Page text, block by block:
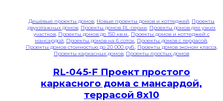
Дешёвые проекты домов, Новые проекты домов и коттеджей, Проекты
двухэтажных домов, Проекты домов RL-серии, Проекты домов для узких
участков, Проекты домов до 150 кв.м., Проекты домов и коттеджей с
мансардой, Проекты домов на 6 соток, Проекты домов с террасой,
Проекты домов стоимостью до 20 000 руб., Проекты домов эконом класса,
Проекты каркасных домов, Проекты простых домов
RL-045-F Проект простого
каркасного дома с мансардой,
террасой 8х10